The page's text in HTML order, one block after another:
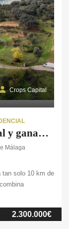
Crops Capital
En venta, finca de turismo rural y ganadera en Sierra Morena de Córdoba
Málaga
tan solo 10 km de
Con
un estilo de
2.300.000€